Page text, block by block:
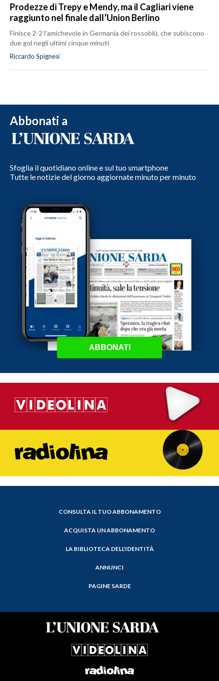
Prodezze di Trepy e Mendy, ma il Cagliari viene
raggiunto nel finale dall’Union Berlino
Finisce 2-2 l’amichevole in Germania dei rossoblù, che subiscono
due gol negli ultimi cinque minuti
Riccardo Spignesi
Abbonati a
Sfoglia il quotidiano online e sul tuo smartphone
Tutte le notizie del giorno aggiornate minuto per minuto
ABBONATI
CONSULTA IL TUO ABBONAMENTO
ACQUISTA UN ABBONAMENTO
LA BIBLIOTECA DELL'IDENTITÀ
ANNUNCI
PAGINE SARDE